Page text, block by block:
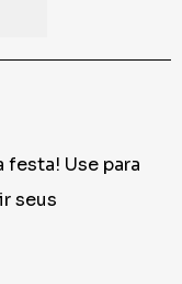
Use para
seus